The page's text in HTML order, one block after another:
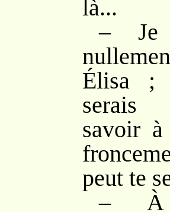
là...
– Je
Élisa ;
serais
savoir
peut te
– À